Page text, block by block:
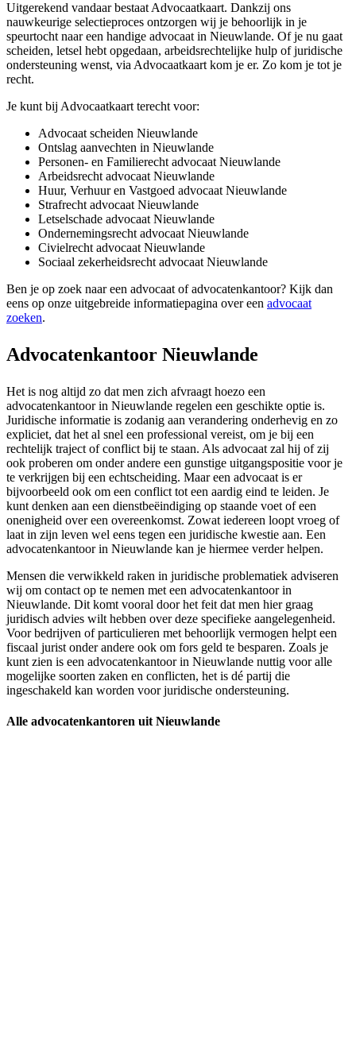
Uitgerekend vandaar bestaat Advocaatkaart. Dankzij ons
nauwkeurige selectieproces ontzorgen wij je behoorlijk in je
speurtocht naar een handige advocaat in Nieuwlande. Of je nu gaat
scheiden, letsel hebt opgedaan, arbeidsrechtelijke hulp of juridische
ondersteuning wenst, via Advocaatkaart kom je er. Zo kom je tot je
recht.
Je kunt bij Advocaatkaart terecht voor:
Advocaat scheiden Nieuwlande
Ontslag aanvechten in Nieuwlande
Personen- en Familierecht advocaat Nieuwlande
Arbeidsrecht advocaat Nieuwlande
Huur, Verhuur en Vastgoed advocaat Nieuwlande
Strafrecht advocaat Nieuwlande
Letselschade advocaat Nieuwlande
Ondernemingsrecht advocaat Nieuwlande
Civielrecht advocaat Nieuwlande
Sociaal zekerheidsrecht advocaat Nieuwlande
Ben je op zoek naar een advocaat of advocatenkantoor? Kijk dan
eens op onze uitgebreide informatiepagina over een advocaat
zoeken.
Advocatenkantoor Nieuwlande
Het is nog altijd zo dat men zich afvraagt hoezo een
advocatenkantoor in Nieuwlande regelen een geschikte optie is.
Juridische informatie is zodanig aan verandering onderhevig en zo
expliciet, dat het al snel een professional vereist, om je bij een
rechtelijk traject of conflict bij te staan. Als advocaat zal hij of zij
ook proberen om onder andere een gunstige uitgangspositie voor je
te verkrijgen bij een echtscheiding. Maar een advocaat is er
bijvoorbeeld ook om een conflict tot een aardig eind te leiden. Je
kunt denken aan een dienstbeëindiging op staande voet of een
onenigheid over een overeenkomst. Zowat iedereen loopt vroeg of
laat in zijn leven wel eens tegen een juridische kwestie aan. Een
advocatenkantoor in Nieuwlande kan je hiermee verder helpen.
Mensen die verwikkeld raken in juridische problematiek adviseren
wij om contact op te nemen met een advocatenkantoor in
Nieuwlande. Dit komt vooral door het feit dat men hier graag
juridisch advies wilt hebben over deze specifieke aangelegenheid.
Voor bedrijven of particulieren met behoorlijk vermogen helpt een
fiscaal jurist onder andere ook om fors geld te besparen. Zoals je
kunt zien is een advocatenkantoor in Nieuwlande nuttig voor alle
mogelijke soorten zaken en conflicten, het is dé partij die
ingeschakeld kan worden voor juridische ondersteuning.
Alle advocatenkantoren uit Nieuwlande